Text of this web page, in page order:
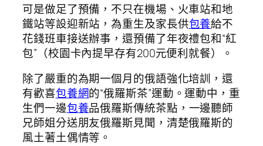
可是做足了預備，不只在機場、火車站和地
鐵站等設迎新站，為重生及家長供包養給不
花錢班車接送辦事，還預備了年夜禮包和“紅
包”（校園卡內提早存有200元便利就餐）。
除了嚴重的為期一個月的俄語強化培訓，還
有歡喜包養網的“俄羅斯茶”運動。運動中，重
生們一邊包養品俄羅斯傳統茶點，一邊聽師
兄師姐分送朋友俄羅斯見聞，清楚俄羅斯的
風土著土偶情等。